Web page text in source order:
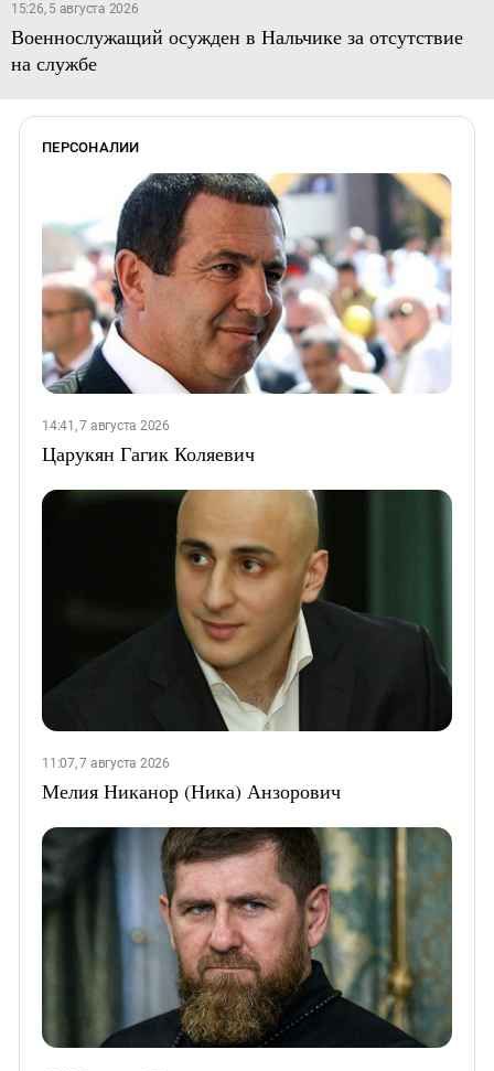
15:26, 5 августа 2026
Военнослужащий осужден в Нальчике за отсутствие
на службе
ПЕРСОНАЛИИ
14:41, 7 августа 2026
Царукян Гагик Коляевич
11:07, 7 августа 2026
Мелия Никанор (Ника) Анзорович